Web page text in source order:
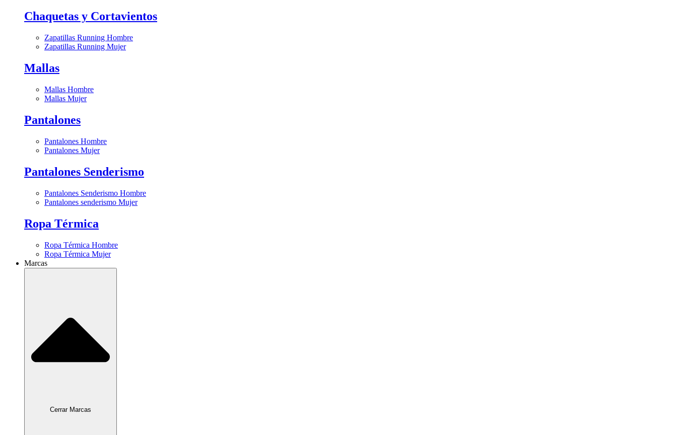
Chaquetas y Cortavientos
Zapatillas Running Hombre
Zapatillas Running Mujer
Mallas
Mallas Hombre
Mallas Mujer
Pantalones
Pantalones Hombre
Pantalones Mujer
Pantalones Senderismo
Pantalones Senderismo Hombre
Pantalones senderismo Mujer
Ropa Térmica
Ropa Térmica Hombre
Ropa Térmica Mujer
Marcas
Cerrar Marcas